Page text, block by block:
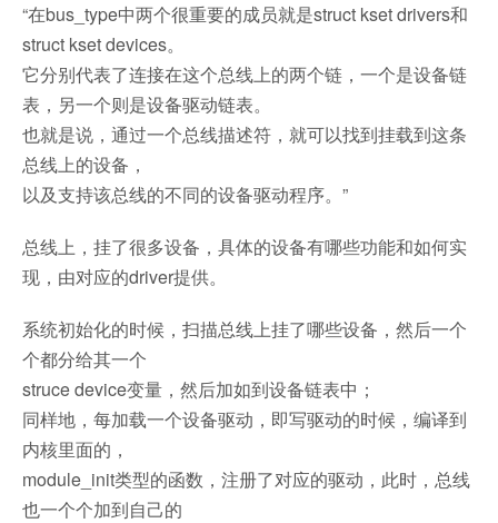
“在bus_type中两个很重要的成员就是struct kset drivers和
struct kset devices。
它分别代表了连接在这个总线上的两个链，一个是设备链
表，另一个则是设备驱动链表。
也就是说，通过一个总线描述符，就可以找到挂载到这条
总线上的设备，
以及支持该总线的不同的设备驱动程序。”
总线上，挂了很多设备，具体的设备有哪些功能和如何实
现，由对应的driver提供。
系统初始化的时候，扫描总线上挂了哪些设备，然后一个
个都分给其一个
struce device变量，然后加如到设备链表中；
同样地，每加载一个设备驱动，即写驱动的时候，编译到
内核里面的，
module_init类型的函数，注册了对应的驱动，此时，总线
也一个个加到自己的